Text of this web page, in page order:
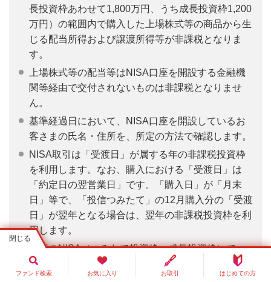
長投資枠あわせて1,800万円、うち成長投資枠1,200
万円）の範囲内で購入した上場株式等の商品から生
じる配当所得および譲渡所得等が非課税となりま
す。
上場株式等の配当等はNISA口座を開設する金融機
関等経由で交付されないものは非課税となりませ
ん。
基準経過日において、NISA口座を開設しているお
客さまの氏名・住所を、所定の方法で確認します。
NISA取引は「受渡日」が属する年の非課税投資枠
を利用します。なお、購入における「受渡日」は
「約定日の翌営業日」です。「購入日」が「月末
日」等で、「投信つみたて」の12月購入分の「受渡
日」が翌年となる場合は、翌年の非課税投資枠を利
用します。
当行のNISA（つみたて投資枠・成長投資枠）で
は、株式投資信託のみを取り扱いしております。
ファンド検索 お気に入り お取引 はじめての方